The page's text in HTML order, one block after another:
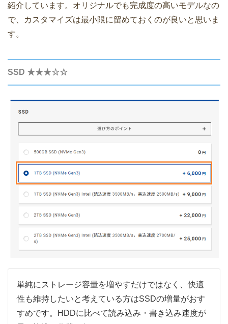
紹介しています。オリジナルでも完成度の高いモデルなの
で、カスタマイズは最小限に留めておくのが良いと思いま
す。
SSD ★★★☆☆
単純にストレージ容量を増やすだけではなく、快適
性も維持したいと考えている方はSSDの増量がおす
すめです。HDDに比べて読み込み・書き込み速度が